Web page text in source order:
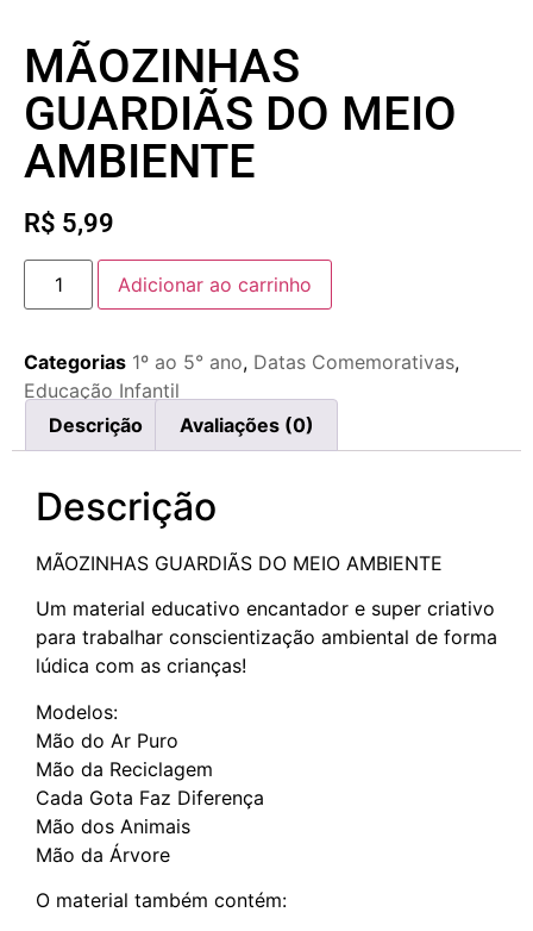
MÃOZINHAS
GUARDIÃS DO MEIO
AMBIENTE
R$ 5,99
Adicionar ao carrinho
Categorias 1º ao 5° ano, Datas Comemorativas,
Educação Infantil
Descrição
Avaliações (0)
Descrição
MÃOZINHAS GUARDIÃS DO MEIO AMBIENTE
Um material educativo encantador e super criativo
para trabalhar conscientização ambiental de forma
lúdica com as crianças!
Modelos:
Mão do Ar Puro
Mão da Reciclagem
Cada Gota Faz Diferença
Mão dos Animais
Mão da Árvore
O material também contém: